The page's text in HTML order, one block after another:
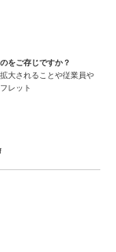
をご存じですか？
大されることや従業員や
レット